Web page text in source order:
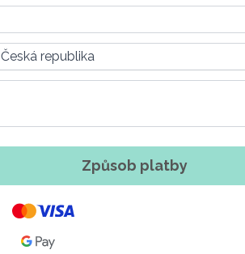
Česká republika
Způsob platby